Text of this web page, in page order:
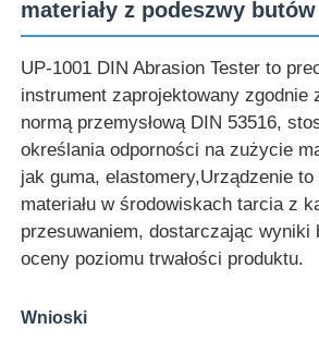
Dom
Produkty
O nas
Wycieczka po fabryce
materiały z podeszwy butów
UP-1001 DIN Abrasion Tester to
instrument zaprojektowany zgodnie
normą przemysłową DIN 53516,
określania odporności na zużycie
jak guma, elastomery,Urządzenie
materiału w środowiskach tarcia z
przesuwaniem, dostarczając wyniki
oceny poziomu trwałości produktu.
Wnioski